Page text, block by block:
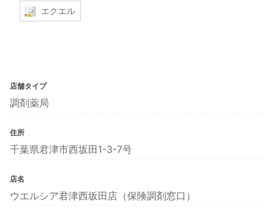
エクエル
店舗タイプ
調剤薬局
住所
千葉県君津市西坂田1-3-7号
店名
ウエルシア君津西坂田店（保険調剤窓口）